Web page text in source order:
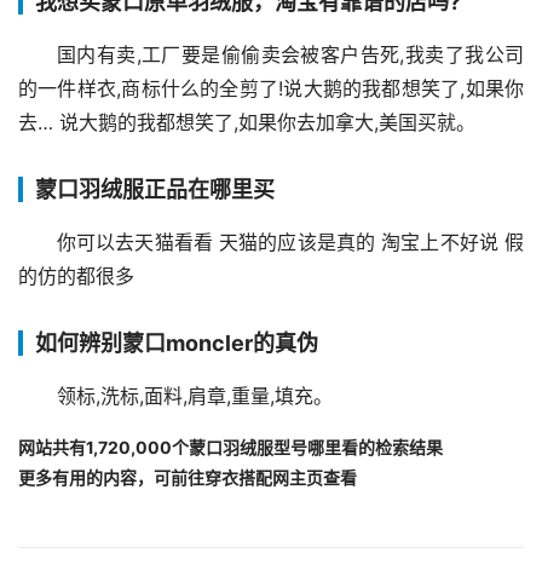
国内有卖,工厂要是偷偷卖会被客户告死,我卖了我公司
的一件样衣,商标什么的全剪了!说大鹅的我都想笑了,如果你
去… 说大鹅的我都想笑了,如果你去加拿大,美国买就。
蒙口羽绒服正品在哪里买
你可以去天猫看看 天猫的应该是真的 淘宝上不好说 假
的仿的都很多
如何辨别蒙口moncler的真伪
领标,洗标,面料,肩章,重量,填充。
网站共有1,720,000个蒙口羽绒服型号哪里看的检索结果
更多有用的内容，可前往穿衣搭配网主页查看